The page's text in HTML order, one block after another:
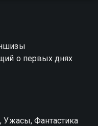
о первых днях
на Смотрёшке
Фантастика